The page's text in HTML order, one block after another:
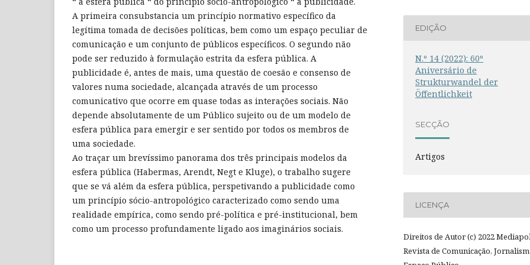
A primeira consubstancia um princípio normativo específico da
legítima tomada de decisões políticas, bem como um espaço peculiar de
comunicação e um conjunto de públicos específicos. O segundo não
pode ser reduzido à formulação estrita da esfera pública. A
publicidade é, antes de mais, uma questão de coesão e consenso de
valores numa sociedade, alcançada através de um processo
comunicativo que ocorre em quase todas as interações sociais. Não
depende absolutamente de um Público sujeito ou de um modelo de
esfera pública para emergir e ser sentido por todos os membros de
uma sociedade.
Ao traçar um brevíssimo panorama dos três principais modelos da
esfera pública (Habermas, Arendt, Negt e Kluge), o trabalho sugere
que se vá além da esfera pública, perspetivando a publicidade como
um princípio sócio-antropológico caracterizado como sendo uma
realidade empírica, como sendo pré-política e pré-institucional, bem
como um processo profundamente ligado aos imaginários sociais.
EDIÇÃO
N.º 14 (2022): 60º
Aniversário de
Strukturwandel der
Öffentlichkeit
SECÇÃO
Artigos
LICENÇA
Direitos de Autor (c) 2022
Revista de Comunicação,